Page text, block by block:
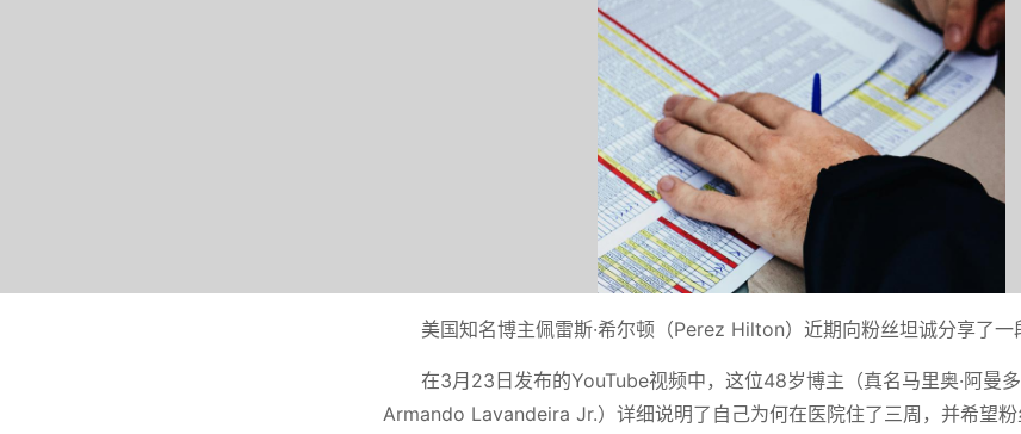
美国知名博主佩雷斯·希尔顿（Perez Hilton）近期向粉丝坦诚分享了一
在3月23日发布的YouTube视频中，这位48岁博主（真名马里奥·阿曼
Armando Lavandeira Jr.）详细说明了自己为何在医院住了三周，并希望